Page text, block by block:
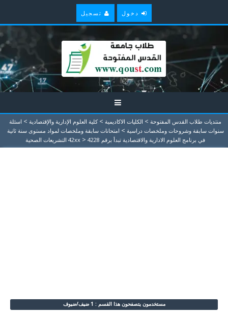
دخول تسجيل
منتديات طلاب القدس المفتوحة > الكليات الاكاديمية > كلية العلوم الإدارية والإقتصادية > اسئلة
سنوات سابقة وشروحات وملخصات دراسية > امتحانات سابقة وملخصات لمواد مستوى سنة ثانية
في برنامج العلوم الادارية والاقتصادية تبدأ برقم 42xx
> 4228 التشريعات الصحية
مستخدمون يتصفحون هذا القسم : 1 ضيف/ضيوف